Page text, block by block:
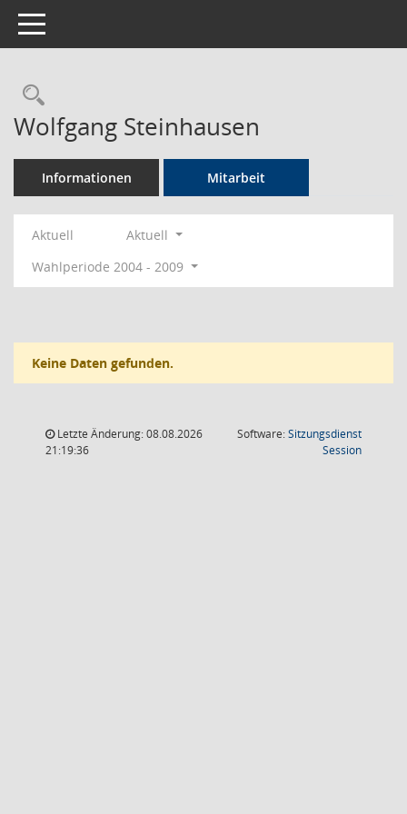
Toggle navigation
Rechercheauswahl
Wolfgang Steinhausen
Informationen Mitarbeit
Aktuell
Aktuell
Wahlperiode 2004 - 2009
Keine Daten gefunden.
Letzte Änderung: 08.08.2026
21:19:36
Software:Sitzungsdienst
Session(Wird in